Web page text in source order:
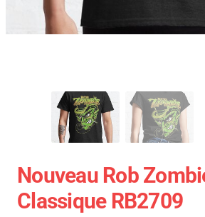
Nouveau Rob
Classique RB2709